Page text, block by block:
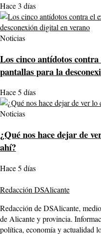
Hace 3 días
Noticias
Los cinco antídotos
pantallas para la
Hace 5 días
Noticias
¿Qué nos hace dejar de
ahí?
Hace 5 días
Redacción DSAlicante
Redacción de DSAlicante,
de Alicante y provincia.
política, economía y actualidad